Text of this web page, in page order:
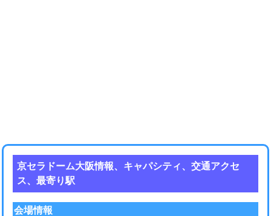
京セラドーム大阪情報、キャパシティ、交通アクセ
ス、最寄り駅
会場情報